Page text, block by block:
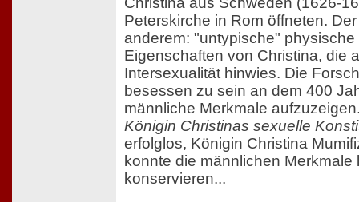
Peterskirche in Rom öffneten.
anderem: "untypische"
Eigenschaften von Christina, die
Intersexualität hinwies. Die
besessen zu sein an dem 400
männliche Merkmale
Königin Christinas sexuelle
erfolglos, Königin Christina
konnte die männlichen Merkmale
konservieren...